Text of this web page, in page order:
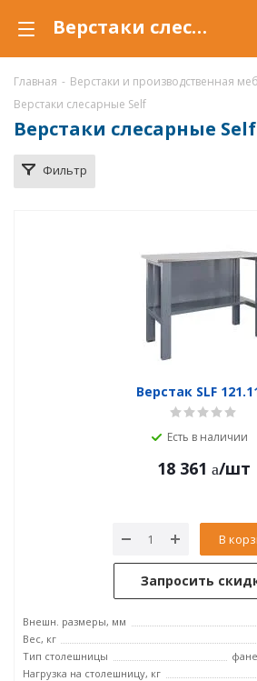
Верстаки слесарные купить по низкой цене в Астрахани
Главная - Верстаки и производственная
Верстаки слесарные Self
Верстаки слесарные Self
Фильтр
Верстак SLF
Есть в наличии
18 361 /шт
В
Запросить
Внешн. размеры, мм
Вес, кг
Тип столешницы
Нагрузка на столешницу, кг